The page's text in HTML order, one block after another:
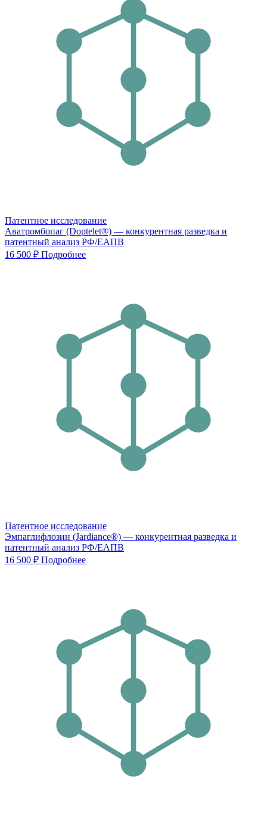
Патентное исследование
Аватромбопаг (Doptelet®) — конкурентная разведка и
патентный анализ РФ/ЕАПВ
16 500 ₽ Подробнее
Патентное исследование
Эмпаглифлозин (Jardiance®) — конкурентная разведка и
патентный анализ РФ/ЕАПВ
16 500 ₽ Подробнее